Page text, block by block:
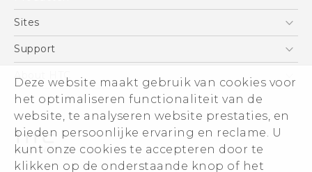
Deze website maakt gebruik van cookies voor
het optimaliseren functionaliteit van de
website, te analyseren website prestaties, en
bieden persoonlijke ervaring en reclame. U
kunt onze cookies te accepteren door te
klikken op de onderstaande knop of het
User manual
Telefoons
Vive
Accessoires
Sites
HTC Vive
Aan de slag
Support
Support voor eCommerce
About HTC
ESG
Informatie over het bedrijf
Voor beleggers (engels)
Cookie Preferences